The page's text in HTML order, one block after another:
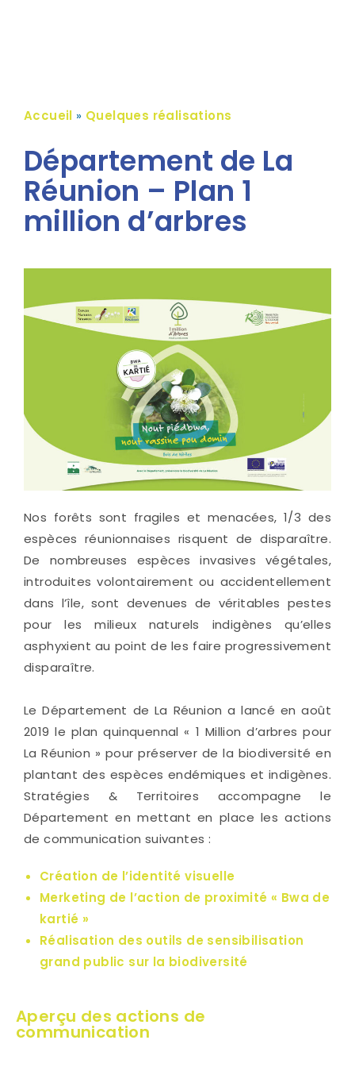
Accueil » Quelques réalisations
Département de La
Réunion – Plan 1
million d’arbres
Nos forêts sont fragiles et menacées, 1/3 des
espèces réunionnaises risquent de disparaître.
De nombreuses espèces invasives végétales,
introduites volontairement ou accidentellement
dans l’île, sont devenues de véritables pestes
pour les milieux naturels indigènes qu’elles
asphyxient au point de les faire progressivement
disparaître.
Le Département de La Réunion a lancé en août
2019 le plan quinquennal « 1 Million d’arbres pour
La Réunion » pour préserver de la biodiversité en
plantant des espèces endémiques et indigènes.
Stratégies & Territoires accompagne le
Département en mettant en place les actions
de communication suivantes :
Création de l’identité visuelle
Merketing de l’action de proximité « Bwa de
kartié »
Réalisation des outils de sensibilisation
grand public sur la biodiversité
Aperçu des actions de
communication